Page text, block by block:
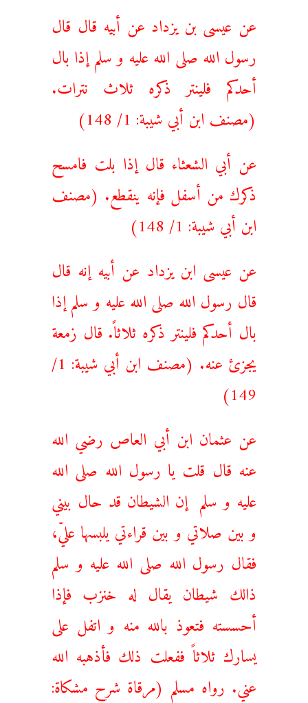
عن عيسی بن يزداد عن أبيه قال قال
رسول الله صلی الله عليه و سلم إذا بال
أحدكم فلينتر ذكره ثلاث نترات.
(مصنف ابن أبي شيبة: 1/ 148)
عن أبي الشعثاء قال إذا بلت فامسح
ذكرك من أسفل فإنه ينقطع. (مصنف
ابن أبي شيبة: 1/ 148)
عن عيسی ابن يزداد عن أبيه إنه قال
قال رسول الله صلی الله عليه و سلم إذا
بال أحدكم فلينتر ذكره ثلاثاً. قال زمعة
يجزئ عنه. (مصنف ابن أبي شيبة: 1/
149)
عن عثمان ابن أبي العاص رضي الله
عنه قال قلت يا رسول الله صلی الله
عليه و سلم إن الشيطان قد حال بيني
و بين صلاتي و بين قراءتي يلبسها عليّ،
فقال رسول الله صلی الله عليه و سلم
ذالك شيطان يقال له خنزب فإذا
أحسسته فتعوذ بالله منه و اتفل علی
يسارك ثلاثاً ففعلت ذلك فأذهبه الله
عني. رواه مسلم (مرقاة شرح مشكاة: